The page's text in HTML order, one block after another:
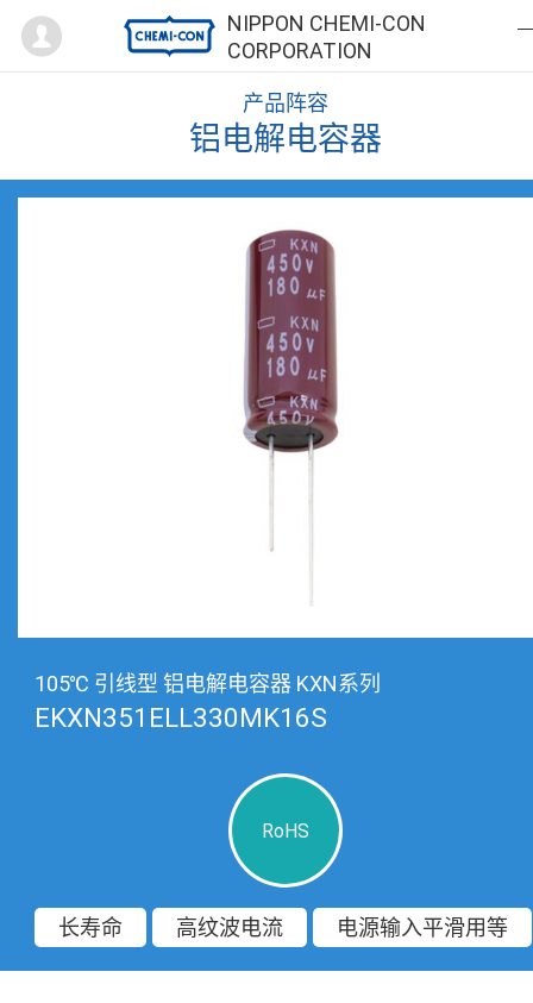
NIPPON CHEMI-CON
CORPORATION
Mypage
产品阵容
铝电解电容器
105℃ 引线型 铝电解电容器 KXN系列
EKXN351ELL330MK16S
RoHS
长寿命 高纹波电流 电源输入平滑用等